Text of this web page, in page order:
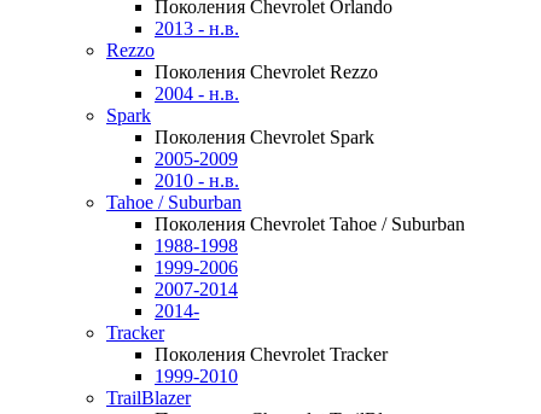
Поколения Chevrolet Orlando
2013 - н.в.
Rezzo
Поколения Chevrolet Rezzo
2004 - н.в.
Spark
Поколения Chevrolet Spark
2005-2009
2010 - н.в.
Tahoe / Suburban
Поколения Chevrolet Tahoe / Suburban
1988-1998
1999-2006
2007-2014
2014-
Tracker
Поколения Chevrolet Tracker
1999-2010
TrailBlazer